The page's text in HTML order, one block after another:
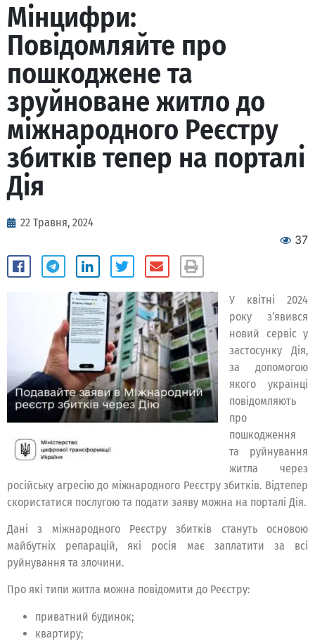
Мінцифри:
Повідомляйте про
пошкоджене та
зруйноване житло до
міжнародного Реєстру
збитків тепер на порталі
Дія
22 Травня, 2024
37
У квітні 2024
року з’явився
новий сервіс у
застосунку Дія,
за допомогою
якого українці
повідомляють
про
пошкодження
та руйнування
житла через
російську агресію до міжнародного Реєстру збитків. Відтепер
скористатися послугою та подати заяву можна на порталі Дія.
Дані з міжнародного Реєстру збитків стануть основою
майбутніх репарацій, які росія має заплатити за всі
руйнування та злочини.
Про які типи житла можна повідомити до Реєстру:
приватний будинок;
квартиру;